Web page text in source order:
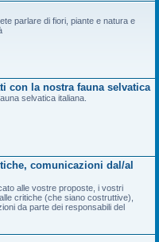
parlare di fiori, piante e natura e
con la nostra fauna selvatica
selvatica italiana.
comunicazioni dal/al
alle vostre proposte, i vostri
critiche (che siano costruttive),
da parte dei responsabili del